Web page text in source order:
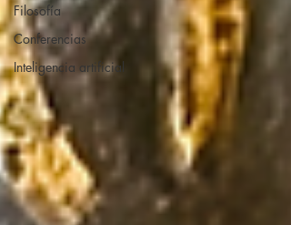
Filosofía
Conferencias
Inteligencia artificial